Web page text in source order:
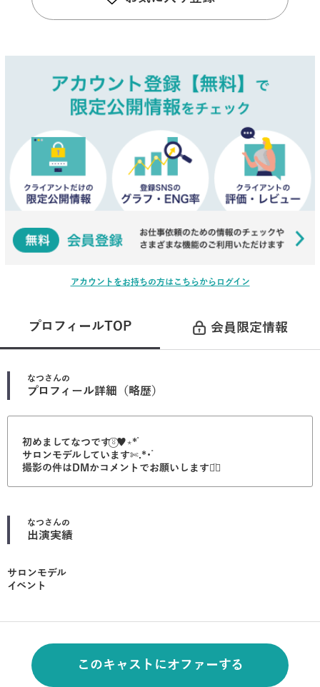
アカウントをお持ちの方はこちらからログイン
プロフィールTOP 会員限定情報
なつ さんの
プロフィール詳細（略歴）
初めましてなつです⍤⃝♥︎∗*ﾟ
サロンモデルしています✄ .*･ﾟ
撮影の件はDMかコメントでお願いします⌄̈⃝
なつ さんの
出演実績
サロンモデル
イベント
このキャストにオファーする